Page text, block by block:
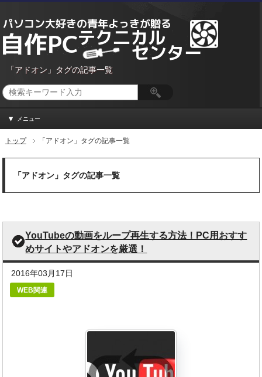
「アドオン」タグの記事一覧
メニュー
トップ 「アドオン」タグの記事一覧
「アドオン」タグの記事一覧
YouTubeの動画をループ再生する方法！PC用おすす
めサイトやアドオンを厳選！
2016年03月17日
WEB関連